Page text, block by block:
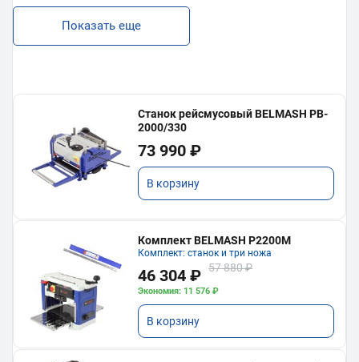
Показать еще
Станок рейсмусовый BELMASH PB-
2000/330
73 990 ₽
В корзину
Комплект BELMASH P2200M
Комплект: станок и три ножа
46 304 ₽ 57 880 ₽
Экономия: 11 576 ₽
В корзину